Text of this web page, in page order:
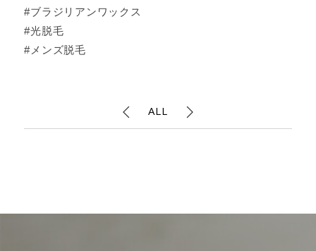
#ブラジリアンワックス
#光脱毛
#メンズ脱毛
ALL